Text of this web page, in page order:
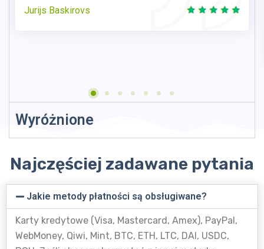
Jurijs Baskirovs
Wyróżnione
Najczęściej zadawane pytania
Jakie metody płatności są obsługiwane?
Karty kredytowe (Visa, Mastercard, Amex), PayPal,
WebMoney, Qiwi, Mint, BTC, ETH, LTC, DAI, USDC,